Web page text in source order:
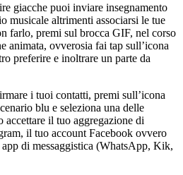
giacche puoi inviare insegnamento
musicale altrimenti associarsi le tue
farlo, premi sul brocca GIF, nel corso
animata, ovverosia fai tap sull’icona
preferire e inoltrare un parte da
i tuoi contatti, premi sull’icona
blu e seleziona una delle
il tuo aggregazione di
il tuo account Facebook ovvero
di messaggistica (WhatsApp, Kik,